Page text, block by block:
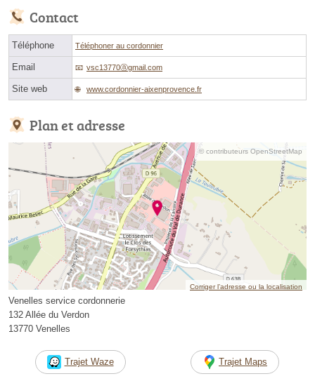
Contact
Téléphone Téléphoner au cordonnier
Email vsc13770ⓐgmail.com
Site web www.cordonnier-aixenprovence.fr
Plan et adresse
© contributeurs OpenStreetMap
Corriger l’adresse ou la localisation
Venelles service cordonnerie
132 Allée du Verdon
13770 Venelles
Trajet Waze Trajet Maps